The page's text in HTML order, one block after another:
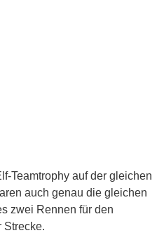
Teamtrophy auf der gleichen
auch genau die gleichen
zwei Rennen für den
Strecke.